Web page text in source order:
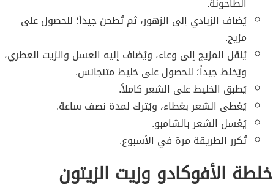
يُضاف الزبادي إلى الزهور، ثم تُطحن جيدأ؛ للحصول على
مزيج.
يُنقل المزيج إلى وعاء، ويُضاف إليه العسل والزيت العطري،
ويُخلط جيداً؛ للحصول على خليط متنجانس.
يُطبق الخليط على الشعر كاملاً.
يُغطى الشعر بغطاء، ويُترك لمدة نصف ساعة.
يُغسل الشعر بالشامبو.
تُكرر الطريقة مرة في الأسبوع.
خلطة الأفوكادو وزيت الزيتون